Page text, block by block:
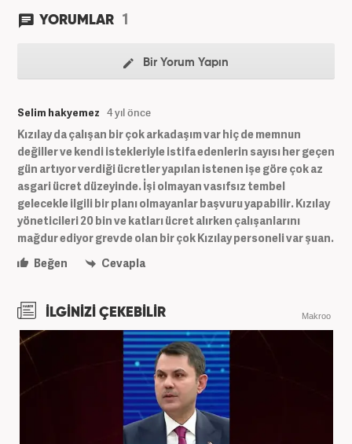
YORUMLAR 1
Bir Yorum Yapın
Selim hakyemez 4 yıl önce
Kızılay da çalışan bir çok arkadaşım var hiç de memnun
değiller ve kendi istekleriyle istifa edenlerin sayısı her geçen
gün artıyor verdiği ücretler yapılan istenen işe göre çok az
asgari ücret düzeyinde. İşi olmayan vasıfsız tembel
gelecekle ilgili bir planı olmayanlar başvuru yapabilir. Kızılay
yöneticileri 20 bin ve katları ücret alırken çalışanlarını
mağdur ediyor grevde olan bir çok Kızılay personeli var şuan.
Beğen
Cevapla
İLGİNİZİ ÇEKEBİLİR Makroo